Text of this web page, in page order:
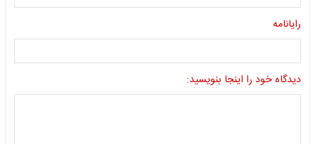
رایانامه
دیدگاه خود را اینجا بنویسید: